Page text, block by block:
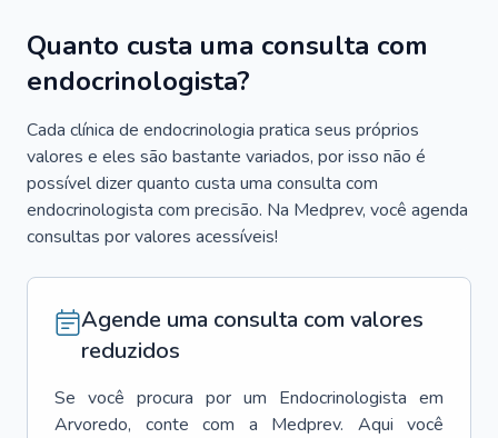
Quanto custa uma consulta com
endocrinologista?
Cada clínica de endocrinologia pratica seus próprios
valores e eles são bastante variados, por isso não é
possível dizer quanto custa uma consulta com
endocrinologista com precisão. Na Medprev, você agenda
consultas por valores acessíveis!
Agende uma consulta com valores
reduzidos
Se você procura por um Endocrinologista em
Arvoredo, conte com a Medprev. Aqui você